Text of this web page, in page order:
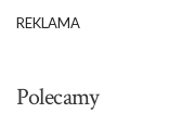
REKLAMA
Polecamy